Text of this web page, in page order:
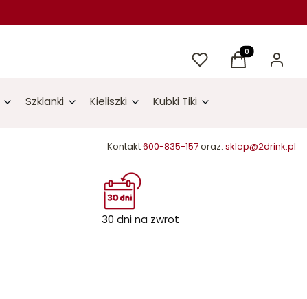
UlubioneProdukty w
Koszyk Zaloguj
Szklanki Kieliszki Kubki Tiki
Kontakt600-835-157oraz: sklep@2drink.pl
30 dni na zwrot